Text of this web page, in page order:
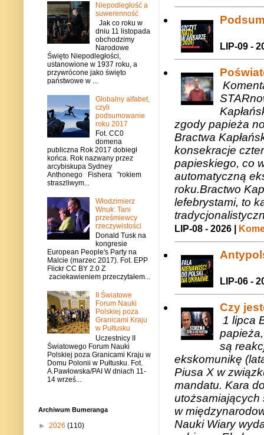
LIP-09 -
zgody papieża
Bractwa
konsekracje
papieskiego, co
automatyczną
roku.Bractwo
lefebrystami, to
LIP-08 - 2026 |
LIP-06 -
Czy
1 lipca
są
ekskomunikę
Piusa X w
mandatu. Kara
utożsamiających
w
Nauki Wiary
Niepodległość a
suwerenność
Jak co roku w
dniu 11 listopada
obchodzimy
Narodowe
Święto Niepodległości,
ustanowione w 1937 roku, a
przywrócone jako święto
państwowe w ...
Globalny alfabet,
czyli
podsumowanie
roku 2017
Fot. CC0
domena
publiczna Rok 2017 dobiegł
końca. Rok nazwany przez
arcybiskupa Sydney
Anthonego Fishera "rokiem
straszliwym...
Włodzimierz
Wnuk: Tani
prześmiewcy
rzeczywistości
Donald Tusk na
kongresie
European People's Party na
Malcie (marzec 2017). Fot. EPP
Flickr CC BY 2.0 Z
zaciekawieniem przeczytałem...
II Światowe
Forum Nauki
Polskiej poza
Granicami Kraju
w Pułtusku
Uczestnicy II
Światowego Forum Nauki
Polskiej poza Granicami Kraju w
Domu Polonii w Pułtusku. Fot.
A.Pawłowska/PAI W dniach 11-
14 wrześ...
Archiwum Bumeranga
► 2026 (110)